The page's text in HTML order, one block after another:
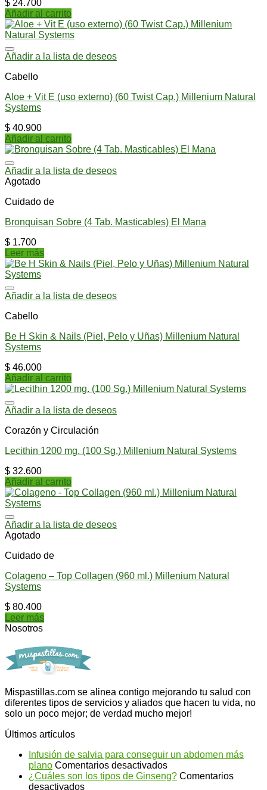
$ 24.700
Añadir al carrito
Añadir a la lista de deseos
Cabello
Aloe + Vit E (uso externo) (60 Twist Cap.) Millenium Natural
Systems
$ 40.900
Añadir al carrito
Añadir a la lista de deseos
Agotado
Cuidado de
Bronquisan Sobre (4 Tab. Masticables) El Mana
$ 1.700
Leer más
Añadir a la lista de deseos
Cabello
Be H Skin & Nails (Piel, Pelo y Uñas) Millenium Natural
Systems
$ 46.000
Añadir al carrito
Añadir a la lista de deseos
Corazón y Circulación
Lecithin 1200 mg. (100 Sg.) Millenium Natural Systems
$ 32.600
Añadir al carrito
Añadir a la lista de deseos
Agotado
Cuidado de
Colageno – Top Collagen (960 ml.) Millenium Natural
Systems
$ 80.400
Leer más
Nosotros
Mispastillas.com se alinea contigo mejorando tu salud con
diferentes tipos de servicios y aliados que hacen tu vida, no
solo un poco mejor; de verdad mucho mejor!
Últimos artículos
Infusión de salvia para conseguir un abdomen más
plano Comentarios desactivadosen
Infusión
¿Cuáles son los tipos de Ginseng? Comentarios
desactivadosen